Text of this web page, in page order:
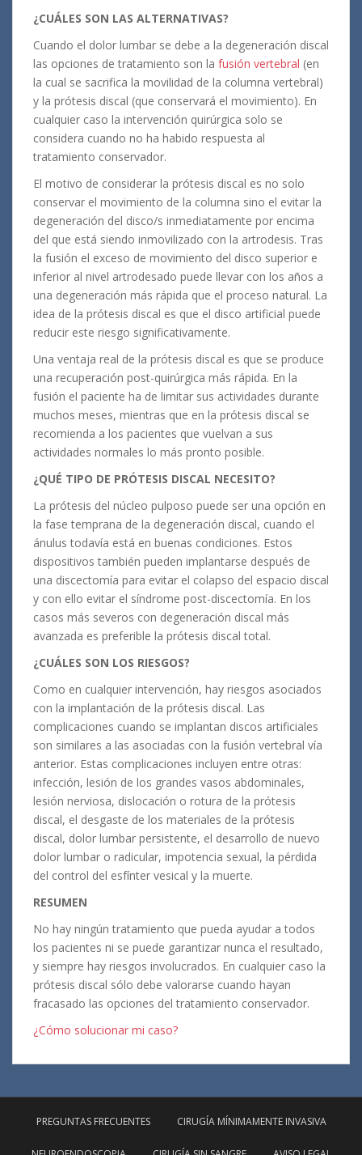
¿CUÁLES SON LAS ALTERNATIVAS?
Cuando el dolor lumbar se debe a la degeneración discal
las opciones de tratamiento son la fusión vertebral (en
la cual se sacrifica la movilidad de la columna vertebral)
y la prótesis discal (que conservará el movimiento). En
cualquier caso la intervención quirúrgica solo se
considera cuando no ha habido respuesta al
tratamiento conservador.
El motivo de considerar la prótesis discal es no solo
conservar el movimiento de la columna sino el evitar la
degeneración del disco/s inmediatamente por encima
del que está siendo inmovilizado con la artrodesis. Tras
la fusión el exceso de movimiento del disco superior e
inferior al nivel artrodesado puede llevar con los años a
una degeneración más rápida que el proceso natural. La
idea de la prótesis discal es que el disco artificial puede
reducir este riesgo significativamente.
Una ventaja real de la prótesis discal es que se produce
una recuperación post-quirúrgica más rápida. En la
fusión el paciente ha de limitar sus actividades durante
muchos meses, mientras que en la prótesis discal se
recomienda a los pacientes que vuelvan a sus
actividades normales lo más pronto posible.
¿QUÉ TIPO DE PRÓTESIS DISCAL NECESITO?
La prótesis del núcleo pulposo puede ser una opción en
la fase temprana de la degeneración discal, cuando el
ánulus todavía está en buenas condiciones. Estos
dispositivos también pueden implantarse después de
una discectomía para evitar el colapso del espacio discal
y con ello evitar el síndrome post-discectomía. En los
casos más severos con degeneración discal más
avanzada es preferible la prótesis discal total.
¿CUÁLES SON LOS RIESGOS?
Como en cualquier intervención, hay riesgos asociados
con la implantación de la prótesis discal. Las
complicaciones cuando se implantan discos artificiales
son similares a las asociadas con la fusión vertebral vía
anterior. Estas complicaciones incluyen entre otras:
infección, lesión de los grandes vasos abdominales,
lesión nerviosa, dislocación o rotura de la prótesis
discal, el desgaste de los materiales de la prótesis
discal, dolor lumbar persistente, el desarrollo de nuevo
dolor lumbar o radicular, impotencia sexual, la pérdida
del control del esfínter vesical y la muerte.
RESUMEN
No hay ningún tratamiento que pueda ayudar a todos
los pacientes ni se puede garantizar nunca el resultado,
y siempre hay riesgos involucrados. En cualquier caso la
prótesis discal sólo debe valorarse cuando hayan
fracasado las opciones del tratamiento conservador.
¿Cómo solucionar mi caso?
PREGUNTAS FRECUENTES CIRUGÍA MÍNIMAMENTE INVASIVA